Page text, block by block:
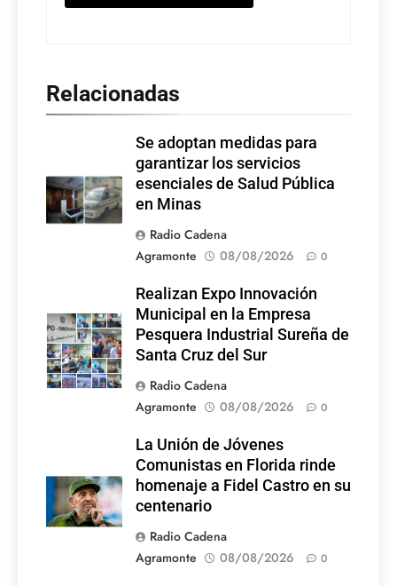
Relacionadas
Se adoptan medidas para
garantizar los servicios
esenciales de Salud Pública
en Minas
Radio Cadena
Agramonte
08/08/2026 0
Realizan Expo Innovación
Municipal en la Empresa
Pesquera Industrial Sureña de
Santa Cruz del Sur
Radio Cadena
Agramonte
08/08/2026 0
La Unión de Jóvenes
Comunistas en Florida rinde
homenaje a Fidel Castro en su
centenario
Radio Cadena
Agramonte
08/08/2026 0